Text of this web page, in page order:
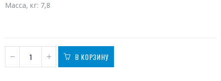
Масса, кг: 7,8
В КОРЗИНУ